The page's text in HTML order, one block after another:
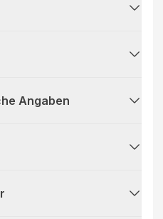
Angaben